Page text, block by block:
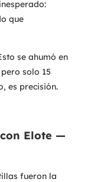
que
se ahumó en
solo 15
es precisión.
Elote —
fueron la